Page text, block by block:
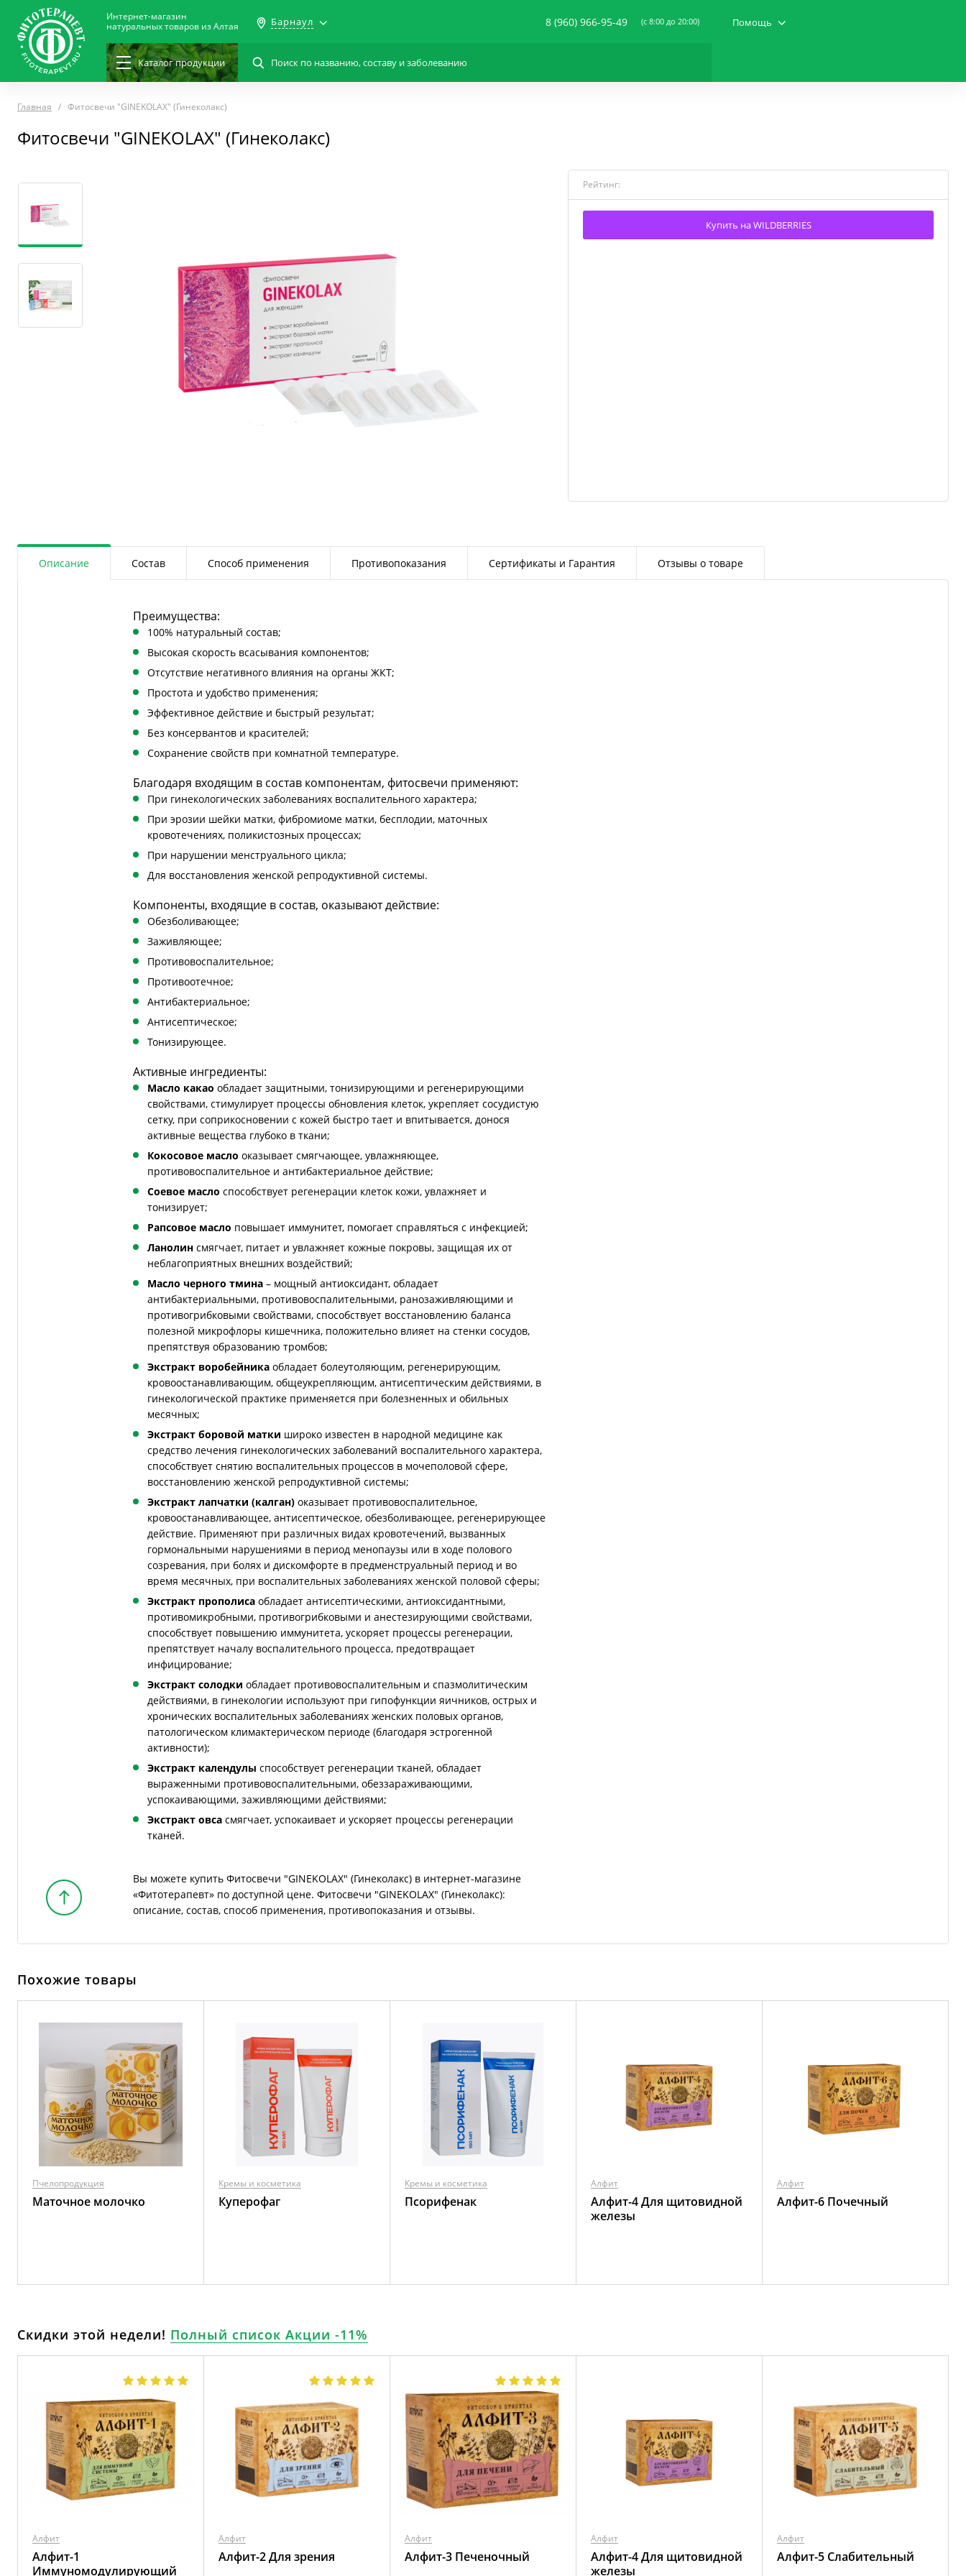
Интернет-магазин
натуральных товаров из Алтая
Барнаул 8 (960) 966-95-49 (c 8:00 до 20:00) Помощь
Каталогпродукции
Главная Фитосвечи "GINEKOLAX" (Гинеколакс)
Фитосвечи "GINEKOLAX" (Гинеколакс)
Рейтинг:
Купить на WILDBERRIES
Описание Состав Способ применения Противопоказания Сертификаты и Гарантия Отзывы о товаре
Преимущества:
100% натуральный состав;
Высокая скорость всасывания компонентов;
Отсутствие негативного влияния на органы ЖКТ;
Простота и удобство применения;
Эффективное действие и быстрый результат;
Без консервантов и красителей;
Сохранение свойств при комнатной температуре.
Благодаря входящим в состав компонентам, фитосвечи применяют:
При гинекологических заболеваниях воспалительного характера;
При эрозии шейки матки, фибромиоме матки, бесплодии, маточных
кровотечениях, поликистозных процессах;
При нарушении менструального цикла;
Для восстановления женской репродуктивной системы.
Компоненты, входящие в состав, оказывают действие:
Обезболивающее;
Заживляющее;
Противовоспалительное;
Противоотечное;
Антибактериальное;
Антисептическое;
Тонизирующее.
Активные ингредиенты:
Масло какао обладает защитными, тонизирующими и регенерирующими
свойствами, стимулирует процессы обновления клеток, укрепляет сосудистую
сетку, при соприкосновении с кожей быстро тает и впитывается, донося
активные вещества глубоко в ткани;
Кокосовое масло оказывает смягчающее, увлажняющее,
противовоспалительное и антибактериальное действие;
Соевое масло способствует регенерации клеток кожи, увлажняет и
тонизирует;
Рапсовое масло повышает иммунитет, помогает справляться с инфекцией;
Ланолин смягчает, питает и увлажняет кожные покровы, защищая их от
неблагоприятных внешних воздействий;
Масло черного тмина – мощный антиоксидант, обладает
антибактериальными, противовоспалительными, ранозаживляющими и
противогрибковыми свойствами, способствует восстановлению баланса
полезной микрофлоры кишечника, положительно влияет на стенки сосудов,
препятствуя образованию тромбов;
Экстракт воробейника обладает болеутоляющим, регенерирующим,
кровоостанавливающим, общеукрепляющим, антисептическим действиями, в
гинекологической практике применяется при болезненных и обильных
месячных;
Экстракт боровой матки широко известен в народной медицине как
средство лечения гинекологических заболеваний воспалительного характера,
способствует снятию воспалительных процессов в мочеполовой сфере,
восстановлению женской репродуктивной системы;
Экстракт лапчатки (калган) оказывает противовоспалительное,
кровоостанавливающее, антисептическое, обезболивающее, регенерирующее
действие. Применяют при различных видах кровотечений, вызванных
гормональными нарушениями в период менопаузы или в ходе полового
созревания, при болях и дискомфорте в предменструальный период и во
время месячных, при воспалительных заболеваниях женской половой сферы;
Экстракт прополиса обладает антисептическими, антиоксидантными,
противомикробными, противогрибковыми и анестезирующими свойствами,
способствует повышению иммунитета, ускоряет процессы регенерации,
препятствует началу воспалительного процесса, предотвращает
инфицирование;
Экстракт солодки обладает противовоспалительным и спазмолитическим
действиями, в гинекологии используют при гипофункции яичников, острых и
хронических воспалительных заболеваниях женских половых органов,
патологическом климактерическом периоде (благодаря эстрогенной
активности);
Экстракт календулы способствует регенерации тканей, обладает
выраженными противовоспалительными, обеззараживающими,
успокаивающими, заживляющими действиями;
Экстракт овса смягчает, успокаивает и ускоряет процессы регенерации
тканей.
Вы можете купить Фитосвечи "GINEKOLAX" (Гинеколакс) в интернет-магазине
«Фитотерапевт» по доступной цене. Фитосвечи "GINEKOLAX" (Гинеколакс):
описание, состав, способ применения, противопоказания и отзывы.
Похожие товары
Пчелопродукция
Маточное молочко
Кремы и косметика
Куперофаг
Кремы и косметика
Псорифенак
Алфит
Алфит-4 Для щитовидной
железы
Алфит
Алфит-6 Почечный
Скидки этой недели! Полный список Акции -11%
Алфит
Алфит-1
Иммуномодулирующий
Алфит
Алфит-2 Для зрения
Алфит
Алфит-3 Печеночный
Алфит
Алфит-4 Для щитовидной
железы
Алфит
Алфит-5 Слабительный